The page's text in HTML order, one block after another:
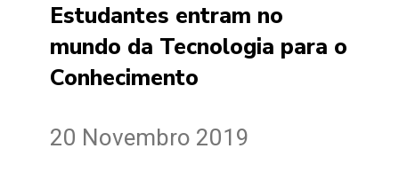
Estudantes entram no
mundo da Tecnologia para o
Conhecimento
20 Novembro 2019